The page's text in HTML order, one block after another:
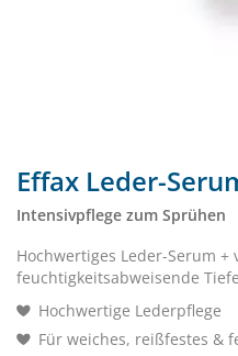
Effax Leder-
Intensivpflege zum Sprühen
Hochwertiges Leder-Serum
feuchtigkeitsabweisende
Hochwertige Lederpflege
Für weiches, reißfestes &